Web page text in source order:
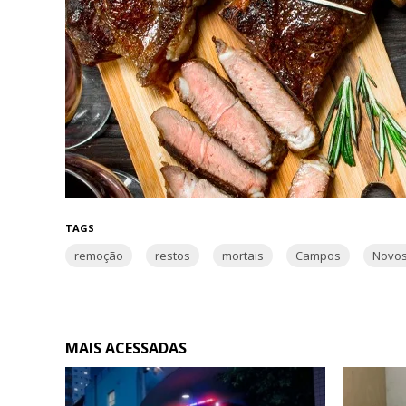
TAGS
remoção restos mortais Campos
MAIS ACESSADAS